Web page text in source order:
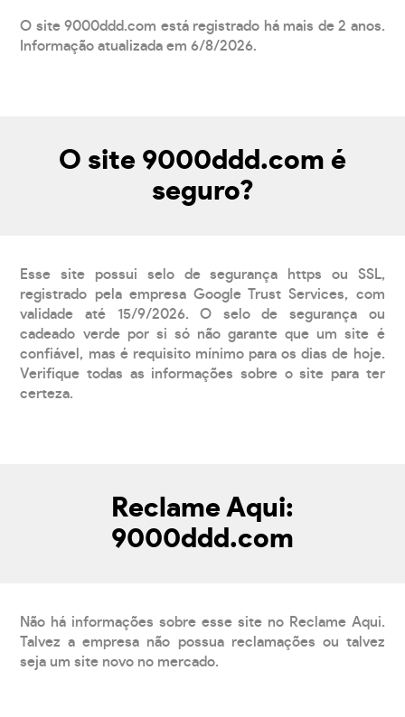
O site 9000ddd.com está registrado há mais de 2 anos.
Informação atualizada em 6/8/2026.
O site 9000ddd.com é
seguro?
Esse site possui selo de segurança https ou SSL,
registrado pela empresa Google Trust Services, com
validade até 15/9/2026. O selo de segurança ou
cadeado verde por si só não garante que um site é
confiável, mas é requisito mínimo para os dias de hoje.
Verifique todas as informações sobre o site para ter
certeza.
Reclame Aqui:
9000ddd.com
Não há informações sobre esse site no Reclame Aqui.
Talvez a empresa não possua reclamações ou talvez
seja um site novo no mercado.